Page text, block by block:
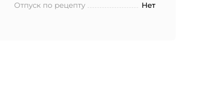
Отпуск по рецепту
Нет
моих
года
в